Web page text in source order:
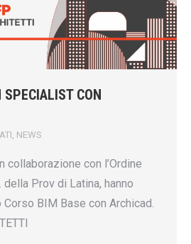
SPECIALIST CON
NEWS
collaborazione con l’Ordine
della Prov di Latina, hanno
BIM Base con Archicad.